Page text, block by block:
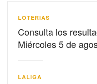
LOTERIAS
Consulta los
Miércoles 5 de
LALIGA